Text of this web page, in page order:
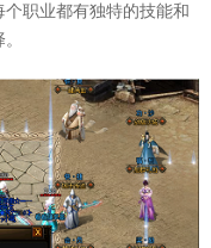
职业都有独特的技能和